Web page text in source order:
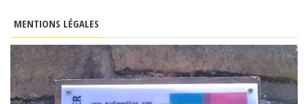
MENTIONS LÉGALES